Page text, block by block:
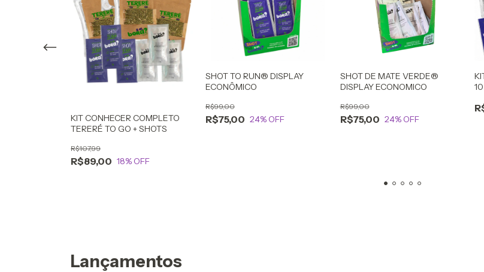
KIT CONHECER COMPLETO
TERERÉ TO GO + SHOTS
R$89,00
R$107,99
18% OFF
SHOT TO RUN® DISPLAY
ECONÔMICO
R$75,00
R$99,00
24% OFF
SHOT DE MATE VERDE®
DISPLAY ECONOMICO
R$75,00
R$99,00
24% OFF
Lançamentos